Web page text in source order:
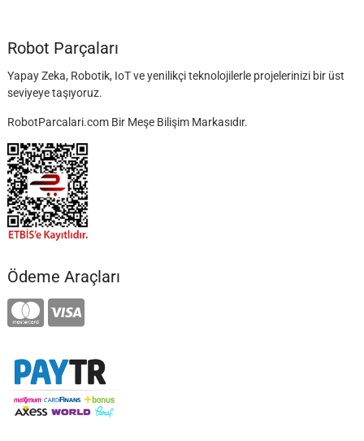
Robot Parçaları
Yapay Zeka, Robotik, IoT ve yenilikçi teknolojilerle projelerinizi bir üst
seviyeye taşıyoruz.
RobotParcalari.com Bir Meşe Bilişim Markasıdır.
Ödeme Araçları